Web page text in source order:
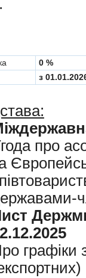
0 %
з
про
графiки